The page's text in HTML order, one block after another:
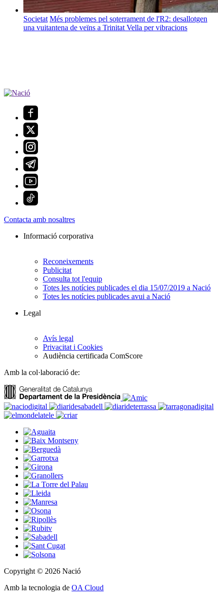
Societat Més problemes pel soterrament de l'R2: desallotgen
una vuitantena de veïns a Trinitat Vella per vibracions
Contacta amb nosaltres
Informació corporativa
Reconeixements
Publicitat
Consulta tot l'equip
Totes les notícies publicades el dia 15/07/2019 a Nació
Totes les notícies publicades avui a Nació
Legal
Avís legal
Privacitat i Cookies
Audiència certificada ComScore
Amb la col·laboració de:
Copyright © 2026 Nació
Amb la tecnologia de OA Cloud